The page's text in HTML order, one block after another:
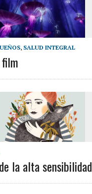
, SALUD INTEGRAL
film
la alta sensibilidad